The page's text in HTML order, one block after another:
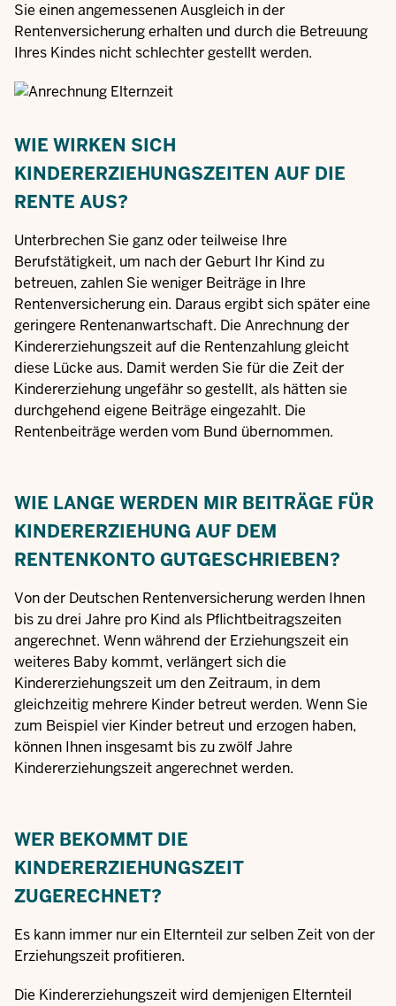
Sie einen angemessenen Ausgleich in der
Rentenversicherung erhalten und durch die Betreuung
Ihres Kindes nicht schlechter gestellt werden.
WIE WIRKEN SICH
KINDERERZIEHUNGSZEITEN AUF DIE
RENTE AUS?
Unterbrechen Sie ganz oder teilweise Ihre
Berufstätigkeit, um nach der Geburt Ihr Kind zu
betreuen, zahlen Sie weniger Beiträge in Ihre
Rentenversicherung ein. Daraus ergibt sich später eine
geringere Rentenanwartschaft. Die Anrechnung der
Kindererziehungszeit auf die Rentenzahlung gleicht
diese Lücke aus. Damit werden Sie für die Zeit der
Kindererziehung ungefähr so gestellt, als hätten sie
durchgehend eigene Beiträge eingezahlt. Die
Rentenbeiträge werden vom Bund übernommen.
WIE LANGE WERDEN MIR BEITRÄGE FÜR
KINDERERZIEHUNG AUF DEM
RENTENKONTO GUTGESCHRIEBEN?
Von der Deutschen Rentenversicherung werden Ihnen
bis zu drei Jahre pro Kind als Pflichtbeitragszeiten
angerechnet. Wenn während der Erziehungszeit ein
weiteres Baby kommt, verlängert sich die
Kindererziehungszeit um den Zeitraum, in dem
gleichzeitig mehrere Kinder betreut werden. Wenn Sie
zum Beispiel vier Kinder betreut und erzogen haben,
können Ihnen insgesamt bis zu zwölf Jahre
Kindererziehungszeit angerechnet werden.
WER BEKOMMT DIE
KINDERERZIEHUNGSZEIT
ZUGERECHNET?
Es kann immer nur ein Elternteil zur selben Zeit von der
Erziehungszeit profitieren.
Die Kindererziehungszeit wird demjenigen Elternteil